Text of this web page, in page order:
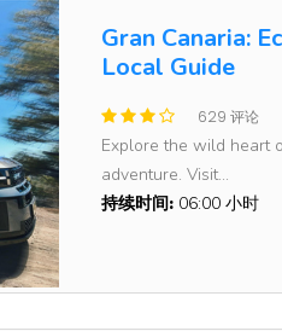
Gran Canaria:
Local Guide
629 评论
Explore the wild heart
adventure. Visit...
持续时间: 06:00 小时